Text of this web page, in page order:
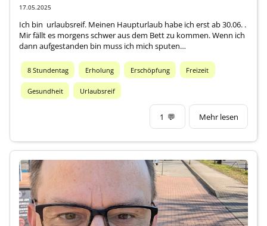
17.05.2025
Ich bin urlaubsreif. Meinen Haupturlaub habe ich erst ab 30.06. .
Mir fällt es morgens schwer aus dem Bett zu kommen. Wenn ich
dann aufgestanden bin muss ich mich sputen…
8 Stundentag Erholung Erschöpfung Freizeit
Gesundheit Urlaubsreif
1 💬 Mehr lesen